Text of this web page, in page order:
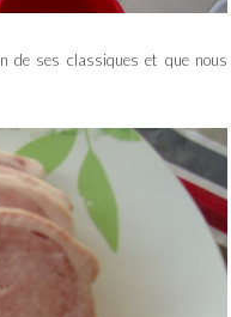
de ses classiques et que nous